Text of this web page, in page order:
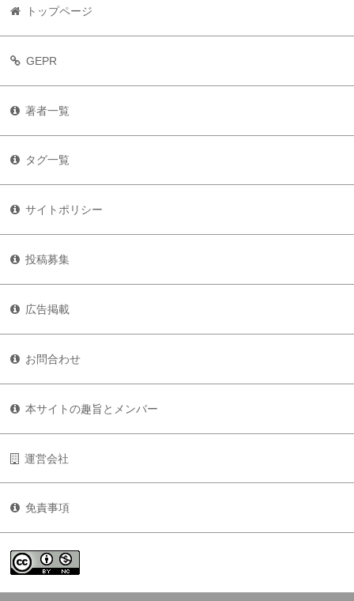
トップページ
GEPR
著者一覧
タグ一覧
サイトポリシー
投稿募集
広告掲載
お問合わせ
本サイトの趣旨とメンバー
運営会社
免責事項